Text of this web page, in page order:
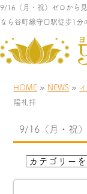
9/16（月・祝）ゼロから
なら谷町線守口駅徒歩1分
HOME » NEWS »
陽礼拝
9/16（月・祝